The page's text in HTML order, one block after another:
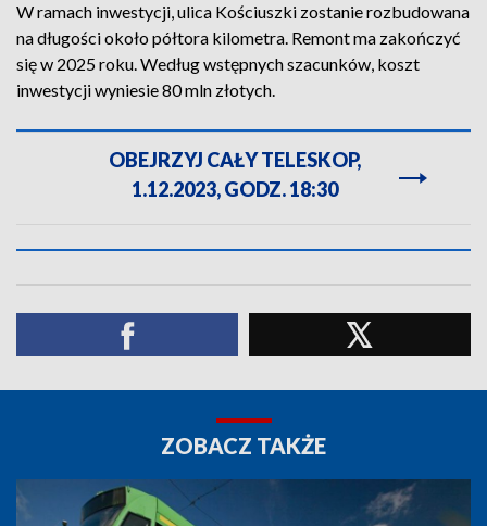
W ramach inwestycji, ulica Kościuszki zostanie rozbudowana
na długości około półtora kilometra. Remont ma zakończyć
się w 2025 roku. Według wstępnych szacunków, koszt
inwestycji wyniesie 80 mln złotych.
OBEJRZYJ CAŁY TELESKOP,
1.12.2023, GODZ. 18:30
ZOBACZ TAKŻE